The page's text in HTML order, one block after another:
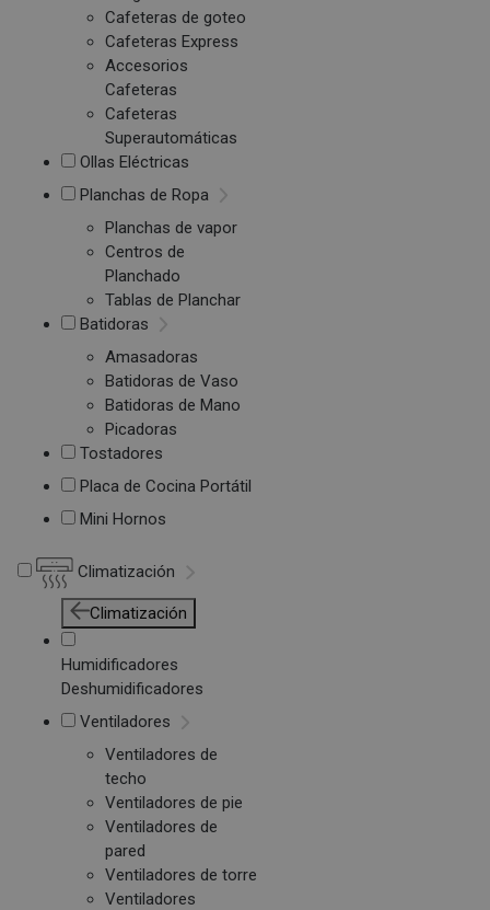
Cafeteras de goteo
Cafeteras Express
Accesorios
Cafeteras
Cafeteras
Superautomáticas
Ollas Eléctricas
Planchas de Ropa
Planchas de vapor
Centros de
Planchado
Tablas de Planchar
Batidoras
Amasadoras
Batidoras de Vaso
Batidoras de Mano
Picadoras
Tostadores
Placa de Cocina Portátil
Mini Hornos
Climatización
Climatización
Humidificadores
Deshumidificadores
Ventiladores
Ventiladores de
techo
Ventiladores de pie
Ventiladores de
pared
Ventiladores de torre
Ventiladores